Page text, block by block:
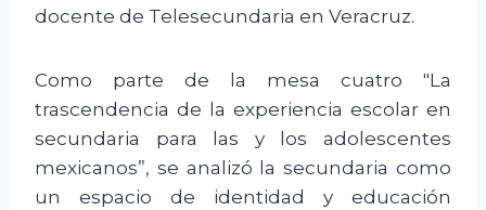
docente de Telesecundaria en Veracruz.
Como parte de la mesa cuatro "La
trascendencia de la experiencia escolar en
secundaria para las y los adolescentes
mexicanos”, se analizó la secundaria como
un espacio de identidad y educación